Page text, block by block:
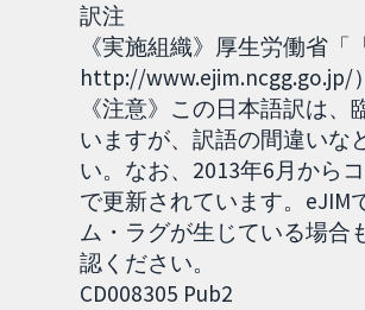
訳注
《実施組織》厚生労働省
http://www.ejim.ncgg.go.jp/
《注意》この日本語訳は
いますが、訳語の間違いな
い。なお、2013年6月から
で更新されています。eJIM
ム・ラグが生じている場合
認ください。
CD008305 Pub2